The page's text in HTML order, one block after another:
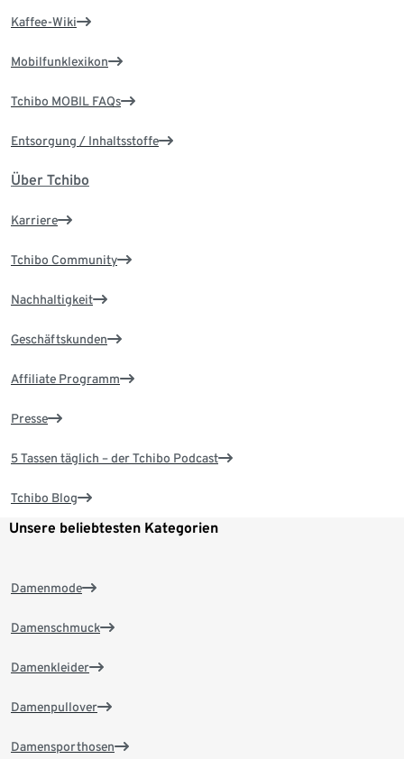
Kaffee-Wiki
Mobilfunklexikon
Tchibo MOBIL FAQs
Entsorgung / Inhaltsstoffe
Über Tchibo
Karriere
Tchibo Community
Nachhaltigkeit
Geschäftskunden
Affiliate Programm
Presse
5 Tassen täglich – der Tchibo Podcast
Tchibo Blog
Unsere beliebtesten Kategorien
Damenmode
Damenschmuck
Damenkleider
Damenpullover
Damensporthosen